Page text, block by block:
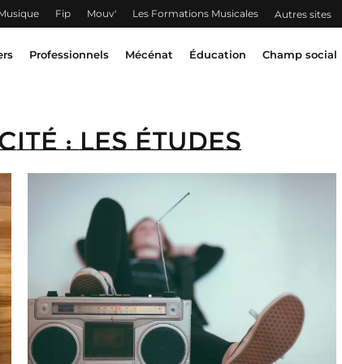
Fip Mouv' Les Formations Musicales Autres sites
Professionnels Mécénat Éducation Champ social
: les études